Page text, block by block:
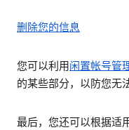
删除您的信息
您可以利用闲置帐号管
的某些部分，以防您无
最后，您还可以根据适